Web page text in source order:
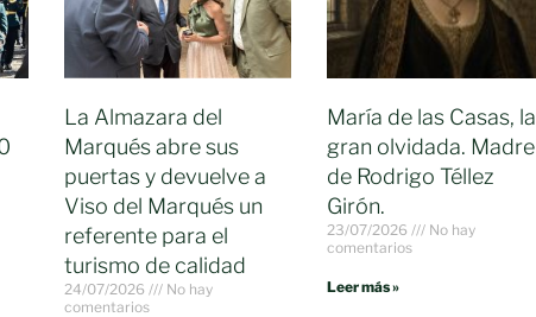
La Almazara del
Marqués abre sus
puertas y devuelve a
Viso del Marqués un
referente para el
turismo de calidad
24/07/2026
No hay
comentarios
María de las Casas, la
gran olvidada. Madre
de Rodrigo Téllez
Girón.
23/07/2026
No hay
comentarios
Leer más »